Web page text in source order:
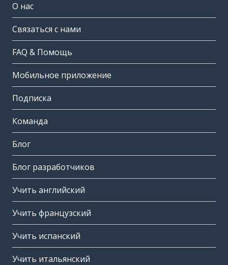
О нас
Связаться с нами
FAQ & Помощь
Мобильное приложение
Подписка
Команда
Блог
Блог разработчиков
Учить английский
Учить французский
Учить испанский
Учить итальянский